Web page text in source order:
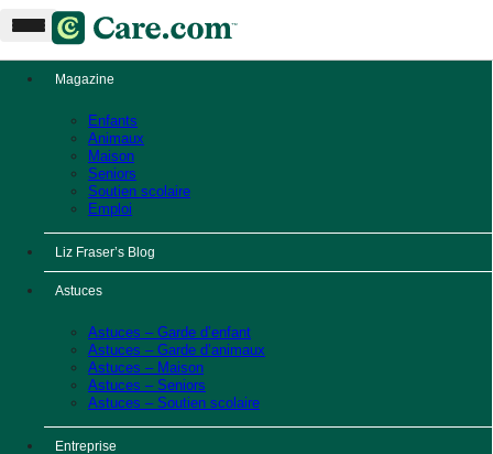
Magazine
Enfants
Animaux
Maison
Seniors
Soutien scolaire
Emploi
Liz Fraser’s Blog
Astuces
Astuces – Garde d’enfant
Astuces – Garde d’animaux
Astuces – Maison
Astuces – Seniors
Astuces – Soutien scolaire
Entreprise